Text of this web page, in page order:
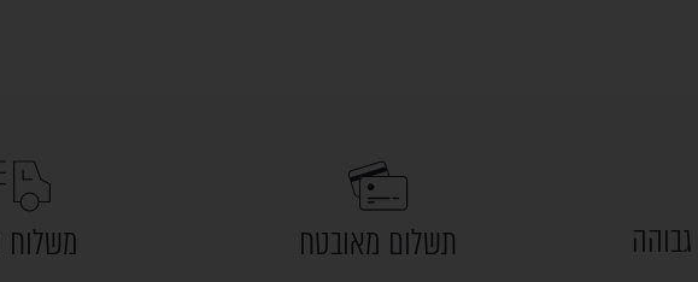
תשלום מאובטח משלוח